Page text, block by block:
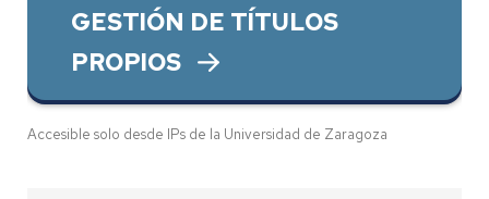
GESTIÓN DE TÍTULOS
PROPIOS
Accesible solo desde IPs de la Universidad de Zaragoza